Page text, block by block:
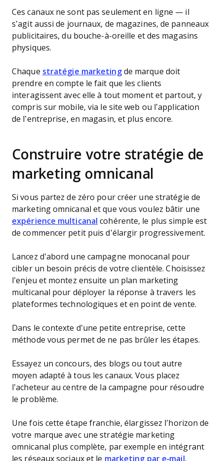
Ces canaux ne sont pas seulement en ligne — il
s’agit aussi de journaux, de magazines, de panneaux
publicitaires, du bouche-à-oreille et des magasins
physiques.
Chaque stratégie marketingde marque doit
prendre en compte le fait que les clients
interagissent avec elle à tout moment et partout, y
compris sur mobile, via le site web ou l’application
de l’entreprise, en magasin, et plus encore.
Construire votre stratégie de
marketing omnicanal
Si vous partez de zéro pour créer une stratégie de
marketing omnicanal et que vous voulez bâtir une
expérience multicanal cohérente, le plus simple est
de commencer petit puis d’élargir progressivement.
Lancez d’abord une campagne monocanal pour
cibler un besoin précis de votre clientèle. Choisissez
l’enjeu et montez ensuite un plan marketing
multicanal pour déployer la réponse à travers les
plateformes technologiques et en point de vente.
Dans le contexte d’une petite entreprise, cette
méthode vous permet de ne pas brûler les étapes.
Essayez un concours, des blogs ou tout autre
moyen adapté à tous les canaux. Vous placez
l’acheteur au centre de la campagne pour résoudre
le problème.
Une fois cette étape franchie, élargissez l’horizon de
votre marque avec une stratégie marketing
omnicanal plus complète, par exemple en intégrant
les réseaux sociaux et le marketing par e‑mail .